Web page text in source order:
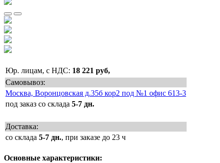
Юр. лицам, с НДС: 18 221 руб,
Самовывоз:
Москва, Воронцовская д.35б кор2 под №1 офис 613-3
под заказ со склада 5-7 дн.
Доставка:
со склада 5-7 дн., при заказе до 23 ч
Основные характеристики: